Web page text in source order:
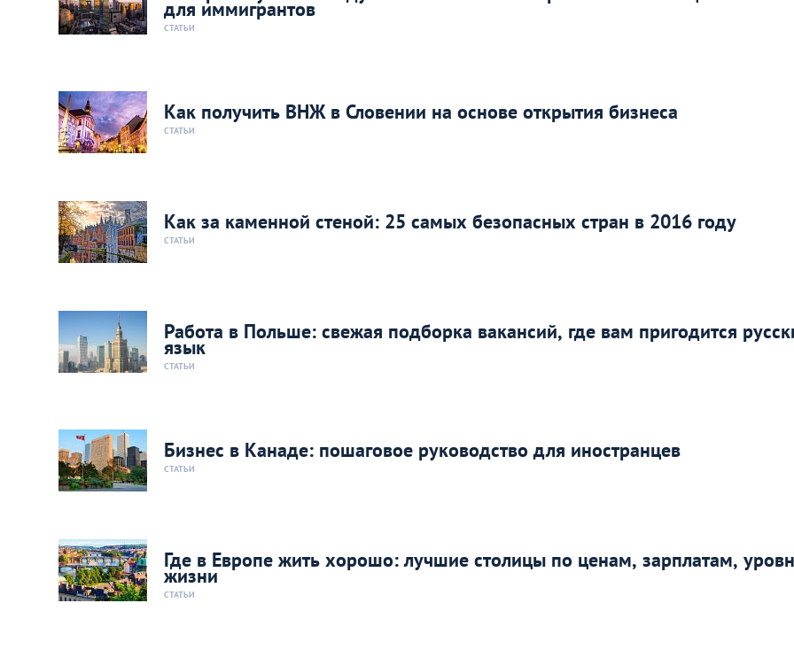
для иммигрантов
СТАТЬИ
Как получить ВНЖ в Словении на основе открытия бизнеса
СТАТЬИ
Как за каменной стеной: 25 самых безопасных стран в 2016 году
СТАТЬИ
Работа в Польше: свежая подборка вакансий, где вам пригодится
язык
СТАТЬИ
Бизнес в Канаде: пошаговое руководство для иностранцев
СТАТЬИ
Где в Европе жить хорошо: лучшие столицы по ценам, зарплатам,
жизни
СТАТЬИ